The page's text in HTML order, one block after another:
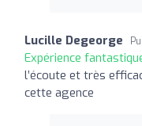
Lucille Degeorge
Expérience
l’écoute et très
cette agence